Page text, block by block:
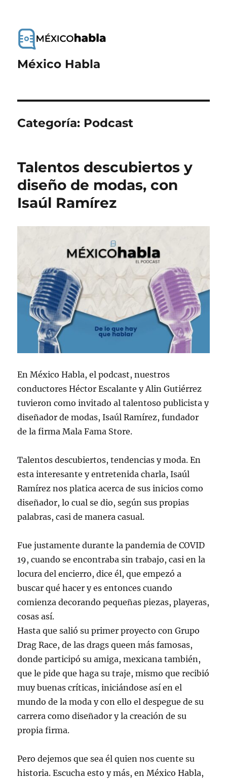
México Habla
Categoría: Podcast
Talentos descubiertos y
diseño de modas, con
Isaúl Ramírez
En México Habla, el podcast, nuestros
conductores Héctor Escalante y Alin Gutiérrez
tuvieron como invitado al talentoso publicista y
diseñador de modas, Isaúl Ramírez, fundador
de la firma Mala Fama Store.
Talentos descubiertos, tendencias y moda. En
esta interesante y entretenida charla, Isaúl
Ramírez nos platica acerca de sus inicios como
diseñador, lo cual se dio, según sus propias
palabras, casi de manera casual.
Fue justamente durante la pandemia de COVID
19, cuando se encontraba sin trabajo, casi en la
locura del encierro, dice él, que empezó a
buscar qué hacer y es entonces cuando
comienza decorando pequeñas piezas, playeras,
cosas así.
Hasta que salió su primer proyecto con Grupo
Drag Race, de las drags queen más famosas,
donde participó su amiga, mexicana también,
que le pide que haga su traje, mismo que recibió
muy buenas críticas, iniciándose así en el
mundo de la moda y con ello el despegue de su
carrera como diseñador y la creación de su
propia firma.
Pero dejemos que sea él quien nos cuente su
historia. Escucha esto y más, en México Habla,